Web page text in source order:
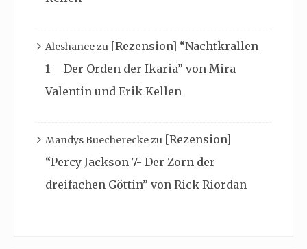
Aleshaneezu [Rezension] “Nachtkrallen
1 – Der Orden der Ikaria” von Mira
Valentin und Erik Kellen
Mandys Buechereckezu [Rezension]
“Percy Jackson 7- Der Zorn der
dreifachen Göttin” von Rick Riordan